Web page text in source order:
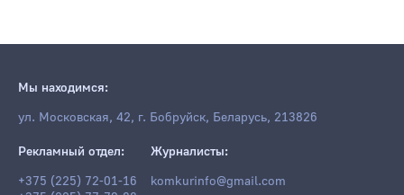
Мы находимся:
ул. Московская, 42, г. Бобруйск, Беларусь, 213826
Рекламный отдел:
+375 (225) 72-01-16
Журналисты:
komkurinfo@gmail.com